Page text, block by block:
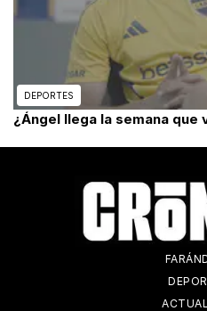
DEPORTES
¿Ángel llega la semana que